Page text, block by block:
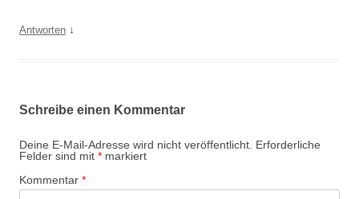
Antworten ↓
Schreibe einen Kommentar
Deine E-Mail-Adresse wird nicht veröffentlicht. Erforderliche
Felder sind mit * markiert
Kommentar *